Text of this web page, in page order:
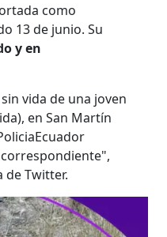
como
13 de junio. Su
y en
vida de una joven
en San Martín
de Twitter.